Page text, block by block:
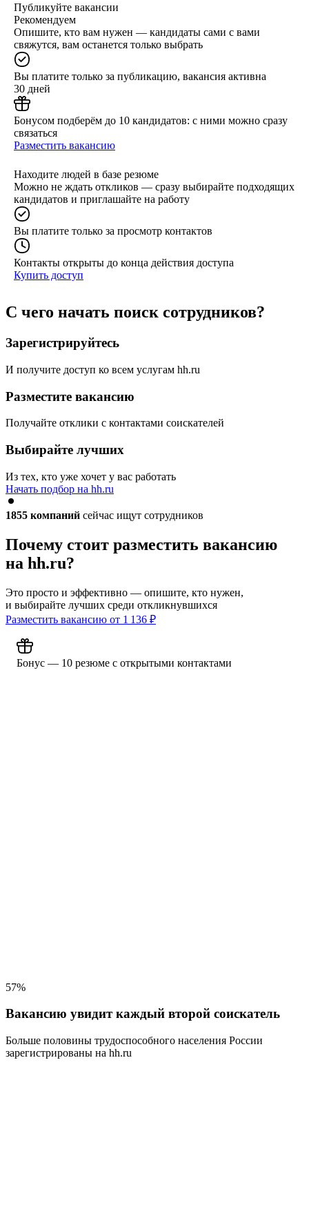
Публикуйте вакансии
Рекомендуем
Опишите, кто вам нужен — кандидаты сами с вами
свяжутся, вам останется только выбрать
Вы платите только за публикацию, вакансия активна
30 дней
Бонусом подберём до 10 кандидатов: с ними можно сразу
связаться
Разместить вакансию
Находите людей в базе резюме
Можно не ждать откликов — сразу выбирайте подходящих
кандидатов и приглашайте на работу
Вы платите только за просмотр контактов
Контакты открыты до конца действия доступа
Купить доступ
С чего начать поиск сотрудников?
Зарегистрируйтесь
И получите доступ ко всем услугам hh.ru
Разместите вакансию
Получайте отклики с контактами соискателей
Выбирайте лучших
Из тех, кто уже хочет у вас работать
Начать подбор на hh.ru
1855 компаний сейчас ищут сотрудников
Почему стоит разместить вакансию
на hh.ru?
Это просто и эффективно — опишите, кто нужен,
и выбирайте лучших среди откликнувшихся
Разместить вакансию от 1 136 ₽
Бонус — 10 резюме с открытыми контактами
57%
Вакансию увидит каждый второй соискатель
Больше половины трудоспособного населения России
зарегистрированы на hh.ru